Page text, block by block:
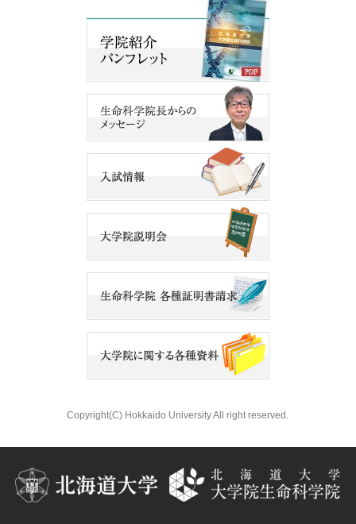
Copyright(C) Hokkaido University All right reserved.